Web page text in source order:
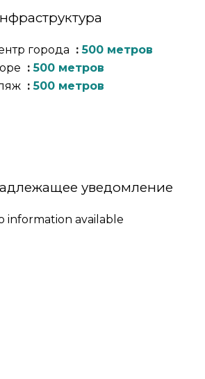
города
500 метров
500 метров
500 метров
уведомление
information available